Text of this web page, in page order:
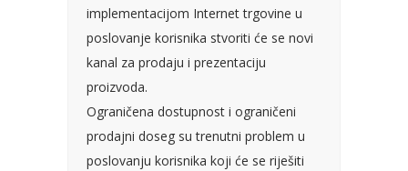
implementacijom Internet trgovine u
poslovanje korisnika stvoriti će se novi
kanal za prodaju i prezentaciju
proizvoda.
Ograničena dostupnost i ograničeni
prodajni doseg su trenutni problem u
poslovanju korisnika koji će se riješiti